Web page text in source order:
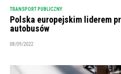
TRANSPORT PUBLICZNY
Polska europejskim liderem
autobusów
08/09/2022